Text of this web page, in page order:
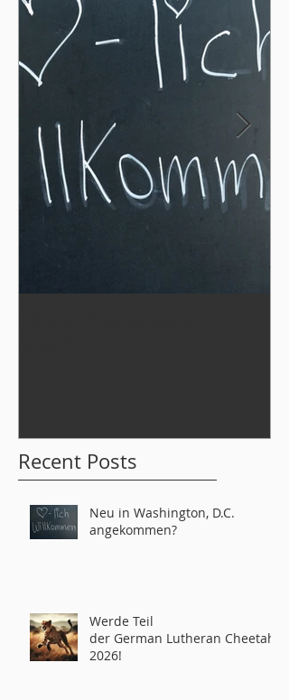
Recent Posts
Neu in Washington, D.C.
angekommen?
Werde Teil
der German Lutheran Cheetahs
2026!